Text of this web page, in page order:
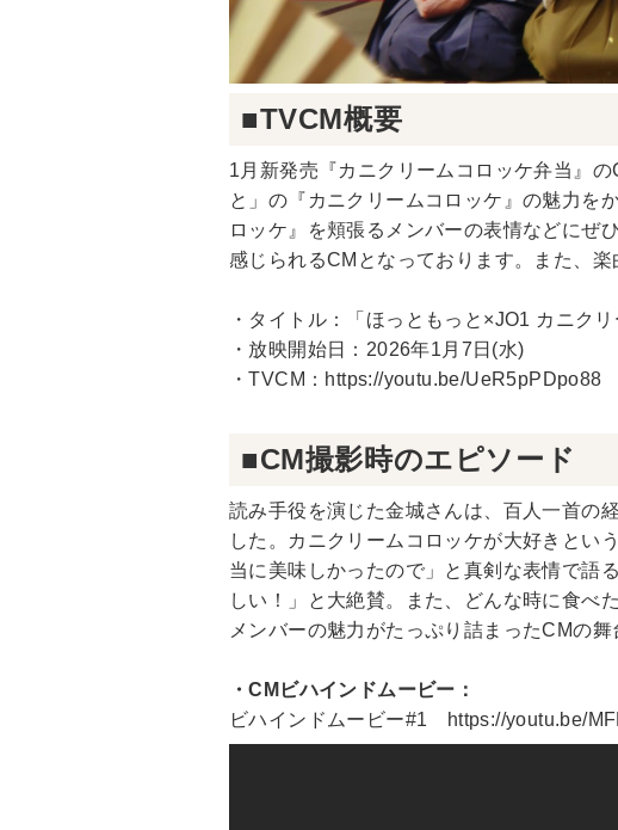
■TVCM概要
1月新発売『カニクリームコロッケ弁当』
と」の『カニクリームコロッケ』の魅力を
ロッケ』を頬張るメンバーの表情などにぜ
感じられるCMとなっております。また、
・タイトル：「ほっともっと×JO1 カニク
・放映開始日：2026年1月7日(水)
・TVCM： https://youtu.be/UeR5pPDpo88
■CM撮影時のエピソード
読み手役を演じた金城さんは、百人一首の
した。カニクリームコロッケが大好きとい
当に美味しかったので」と真剣な表情で語
しい！」と大絶賛。また、どんな時に食べ
メンバーの魅力がたっぷり詰まったCMの舞
・CMビハインドムービー：
ビハインドムービー#1
https://youtu.be/